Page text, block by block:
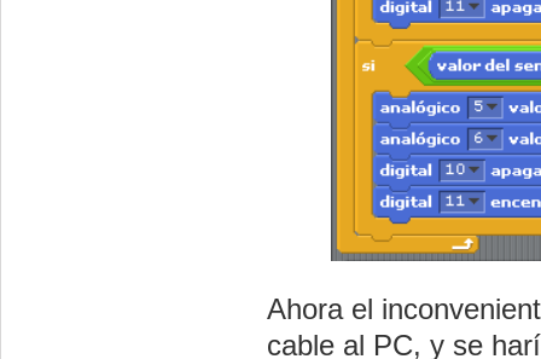
Ahora el
cable al PC, y se